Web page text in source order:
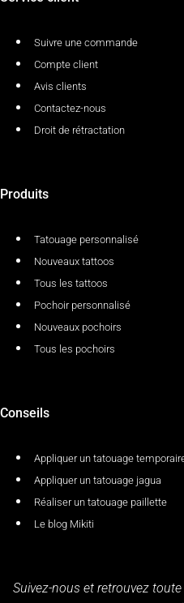
Suivre une commande
Compte client
Avis clients
Contactez-nous
Droit de rétractation
Produits
Tatouage personnalisé
Nouveaux tattoos
Tous les tattoos
Pochoir personnalisé
Nouveaux pochoirs
Tous les pochoirs
Conseils
Appliquer un tatouage
Appliquer un tatouage jagua
Réaliser un tatouage paillette
Le blog Mikiti
Suivez-nous et retrouvez